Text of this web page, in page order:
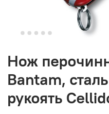
Нож
Bantam,
рукоять